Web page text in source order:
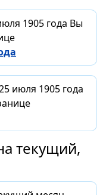
1905 года Вы
июля 1905 года
текущий,